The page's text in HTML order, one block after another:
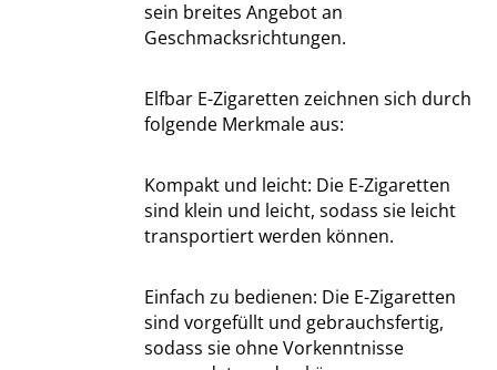
sein breites Angebot an
Geschmacksrichtungen.
Elfbar E-Zigaretten zeichnen sich durch
folgende Merkmale aus:
Kompakt und leicht: Die E-Zigaretten
sind klein und leicht, sodass sie leicht
transportiert werden können.
Einfach zu bedienen: Die E-Zigaretten
sind vorgefüllt und gebrauchsfertig,
sodass sie ohne Vorkenntnisse